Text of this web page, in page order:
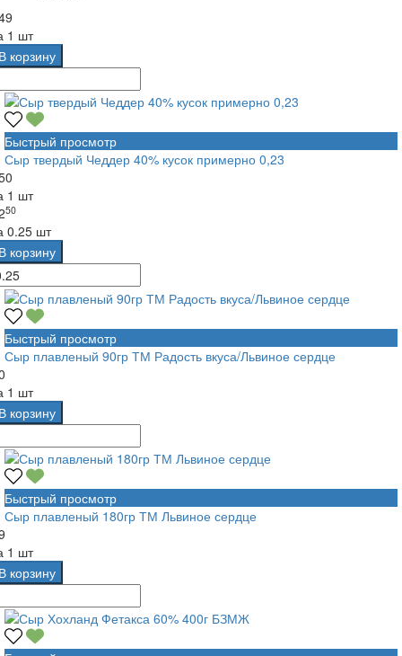
1 шт
корзину
Быстрый просмотр
Сыр твердый Чеддер 40% кусок примерно 0,23
1 шт
50
0.25 шт
корзину
Быстрый просмотр
Сыр плавленый 90гр ТМ Радость вкуса/Львиное сердце
1 шт
корзину
Быстрый просмотр
Сыр плавленый 180гр ТМ Львиное сердце
1 шт
корзину